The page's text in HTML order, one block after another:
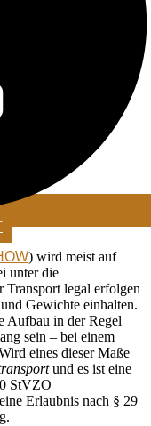
) wird meist auf
unter die
Transport legal erfolgen
Gewichte einhalten.
Aufbau in der Regel
sein – bei einem
eines dieser Maße
und es ist eine
StVZO
Erlaubnis nach § 29